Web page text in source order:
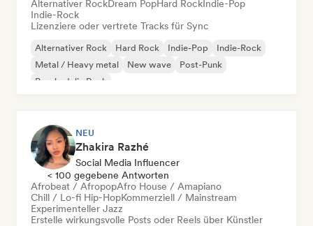
Alternativer RockDream PopHard RockIndie-Pop
Indie-Rock
Lizenziere oder vertrete Tracks für Sync
Alternativer Rock Hard Rock Indie-Pop
Indie-Rock
Metal / Heavy metal
New wave
Post-Punk
Psychedelic Rock
NEU
Zhakira Razhé
Social Media Influencer
< 100 gegebene Antworten
Afrobeat / AfropopAfro House / Amapiano
Chill / Lo-fi Hip-HopKommerziell / Mainstream
Experimenteller Jazz
Erstelle wirkungsvolle Posts oder Reels über Künstler